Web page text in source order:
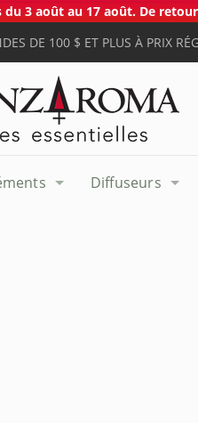
du 3 août au 17 août. De
DE 100 $ ET PLUS À PRIX
Diffuseurs